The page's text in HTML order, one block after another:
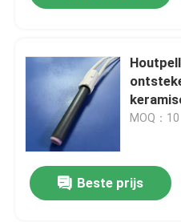
MOQ：10
Beste prijs